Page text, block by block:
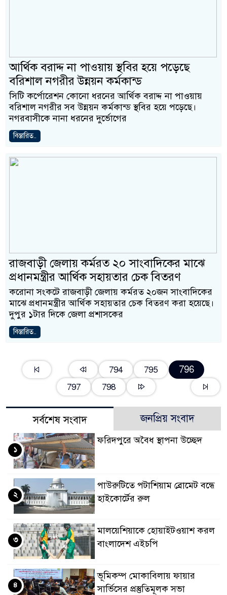
আর্থিক বরাদ্দ না পাওয়ায় স্থবির হয়ে পড়েছে
বরিশাল নগরীর উন্নয়ন কর্মকান্ড
সিটি কর্পোরেশন কোনো ধরনের আর্থিক বরাদ্দ না পাওয়ায়
বরিশাল নগরীর সব উন্নয়ন কর্মকান্ড স্থবির হয়ে পড়েছে।
নগরবাসীকে নানা ধরনের দুর্ভোগের
বিস্তারিত..
রাজবাড়ী জেলায় কর্মরত ২০ সাংবাদিকের মাঝে
প্রধানমন্ত্রীর আর্থিক সহায়তার চেক বিতরণ
করোনা সংকটে রাজবাড়ী জেলায় কর্মরত ২০জন সাংবাদিকের
মাঝে প্রধানমন্ত্রীর আর্থিক সহায়তার চেক বিতরণ করা হয়েছে।
দুপুর ১টার দিকে জেলা প্রশাসকের
বিস্তারিত..
794 795 796
797 798
সর্বশেষ সংবাদ জনপ্রিয় সংবাদ
ফরিদপুরে অবৈধ স্থাপনা উচ্ছেদ
১
পাউরুটিতে পটাশিয়াম ব্রোমেট বন্ধে
হাইকোর্টের রুল
২
মালয়েশিয়াকে হোয়াইটওয়াশ করল
বাংলাদেশ এইচপি
৩
ভূমিকম্প মোকাবিলায় ফায়ার
সার্ভিসের প্রস্তুতিমূলক সভা
৪